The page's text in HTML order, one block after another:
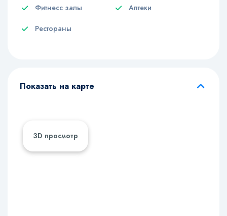
Фитнесс залы Аптеки
Рестораны
Показать на карте
3D просмотр